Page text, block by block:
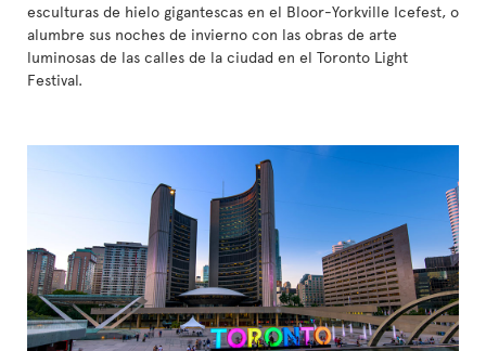
esculturas de hielo gigantescas en el Bloor-Yorkville Icefest, o
alumbre sus noches de invierno con las obras de arte
luminosas de las calles de la ciudad en el Toronto Light
Festival.